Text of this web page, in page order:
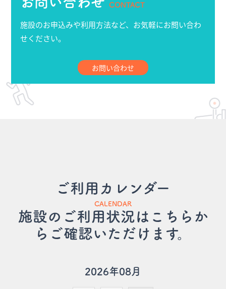
CONTACT
施設のお申込みや利用方法など、お気軽にお問い合わ
せください。
お問い合わせ
ご利用カレンダー
CALENDAR
施設のご利用状況はこちらか
らご確認いただけます。
2026年08月